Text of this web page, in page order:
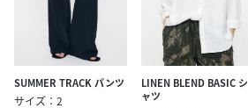
SUMMER TRACK パンツ
サイズ：2
LINEN BLEND BASIC シ
ャツ